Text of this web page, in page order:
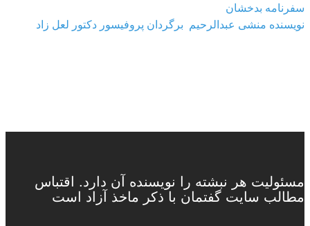
سفرنامه بدخشان
نویسنده منشی عبدالرحیم برگردان پروفیسور دکتور لعل زاد
مسئولیت هر نبشته را نویسنده آن دارد. اقتباس
مطالب سایت گفتمان با ذکر ماخذ آزاد است